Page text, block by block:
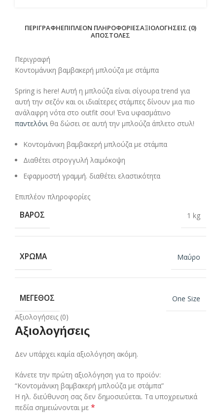
ΠΕΡΙΓΡΑΦΉΕΠΙΠΛΈΟΝ ΠΛΗΡΟΦΟΡΊΕΣΑΞΙΟΛΟΓΉΣΕΙΣ (0)
ΑΠΟΣΤΟΛΈΣ
Περιγραφή
Κοντομάνικη βαμβακερή μπλούζα με στάμπα
Spring is here! Αυτή η μπλούζα είναι σίγουρα trend για
αυτή την σεζόν και οι ιδιαίτερες στάμπες δίνουν μια πιο
ανάλαφρη νότα στο outfit σου! Ένα υφασμάτινο
παντελόνιθα δώσει σε αυτή την μπλούζα άπλετο στυλ!
Κοντομάνικη βαμβακερή μπλούζα με στάμπα
Διαθέτει στρογγυλή λαιμόκοψη
Εφαρμοστή γραμμή. διαθέτει ελαστικότητα
Επιπλέον πληροφορίες
ΒΆΡΟΣ 1 kg
ΧΡΏΜΑ Μαύρο
ΜΈΓΕΘΟΣ
One Size
Αξιολογήσεις (0)
Αξιολογήσεις
Δεν υπάρχει καμία αξιολόγηση ακόμη.
Κάνετε την πρώτη αξιολόγηση για το προϊόν:
“Κοντομάνικη βαμβακερή μπλούζα με στάμπα”
Η ηλ. διεύθυνση σας δεν δημοσιεύεται. Τα υποχρεωτικά
πεδία σημειώνονται με *